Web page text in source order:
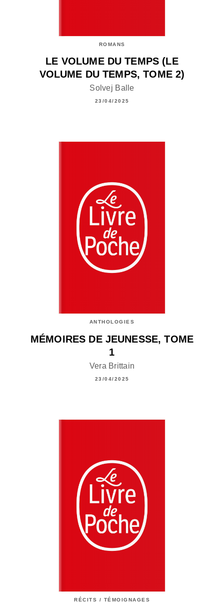
ROMANS
LE VOLUME DU TEMPS (LE
VOLUME DU TEMPS, TOME 2)
Solvej Balle
23/04/2025
ANTHOLOGIES
MÉMOIRES DE JEUNESSE, TOME
1
Vera Brittain
23/04/2025
RÉCITS / TÉMOIGNAGES